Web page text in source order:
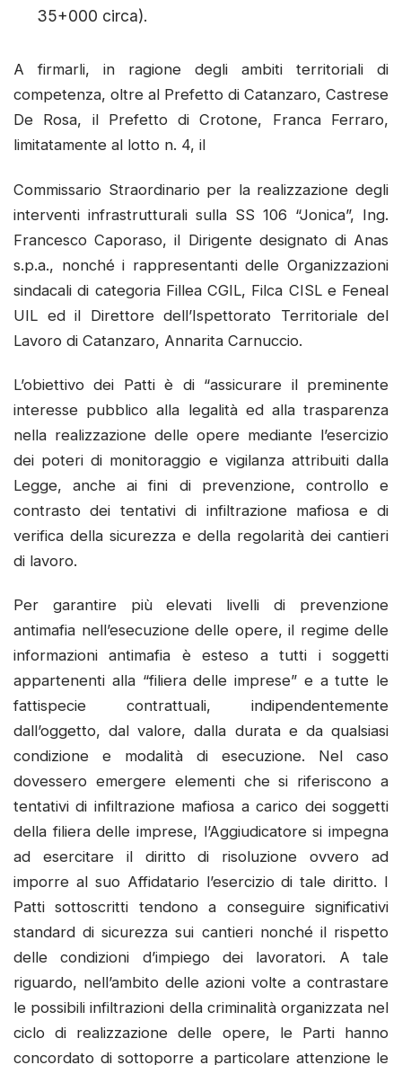
35+000 circa).
A firmarli, in ragione degli ambiti territoriali di
competenza, oltre al Prefetto di Catanzaro, Castrese
De Rosa, il Prefetto di Crotone, Franca Ferraro,
limitatamente al lotto n. 4, il
Commissario Straordinario per la realizzazione degli
interventi infrastrutturali sulla SS 106 “Jonica”, Ing.
Francesco Caporaso, il Dirigente designato di Anas
s.p.a., nonché i rappresentanti delle Organizzazioni
sindacali di categoria Fillea CGIL, Filca CISL e Feneal
UIL ed il Direttore dell’Ispettorato Territoriale del
Lavoro di Catanzaro, Annarita Carnuccio.
L’obiettivo dei Patti è di “assicurare il preminente
interesse pubblico alla legalità ed alla trasparenza
nella realizzazione delle opere mediante l’esercizio
dei poteri di monitoraggio e vigilanza attribuiti dalla
Legge, anche ai fini di prevenzione, controllo e
contrasto dei tentativi di infiltrazione mafiosa e di
verifica della sicurezza e della regolarità dei cantieri
di lavoro.
Per garantire più elevati livelli di prevenzione
antimafia nell’esecuzione delle opere, il regime delle
informazioni antimafia è esteso a tutti i soggetti
appartenenti alla “filiera delle imprese” e a tutte le
fattispecie contrattuali, indipendentemente
dall’oggetto, dal valore, dalla durata e da qualsiasi
condizione e modalità di esecuzione. Nel caso
dovessero emergere elementi che si riferiscono a
tentativi di infiltrazione mafiosa a carico dei soggetti
della filiera delle imprese, l’Aggiudicatore si impegna
ad esercitare il diritto di risoluzione ovvero ad
imporre al suo Affidatario l’esercizio di tale diritto. I
Patti sottoscritti tendono a conseguire significativi
standard di sicurezza sui cantieri nonché il rispetto
delle condizioni d’impiego dei lavoratori. A tale
riguardo, nell’ambito delle azioni volte a contrastare
le possibili infiltrazioni della criminalità organizzata nel
ciclo di realizzazione delle opere, le Parti hanno
concordato di sottoporre a particolare attenzione le